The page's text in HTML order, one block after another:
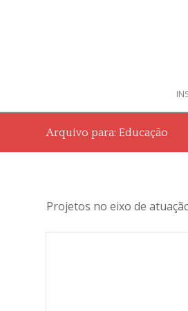
Arquivo para: Educação
Projetos no eixo de